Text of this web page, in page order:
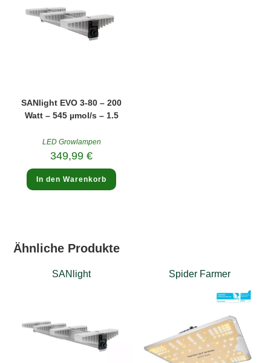
SANlight EVO 3-80 – 200
Watt – 545 µmol/s – 1.5
LED Growlampen
349,99€
In den Warenkorb
Ähnliche Produkte
SANlight Spider Farmer